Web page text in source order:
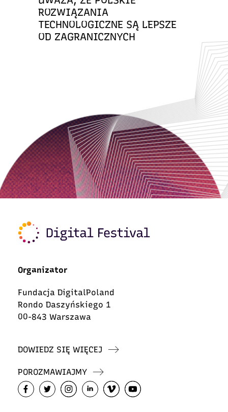
ROZWIĄZANIA
TECHNOLOGICZNE SĄ LEPSZE
OD ZAGRANICZNYCH
Organizator
Fundacja DigitalPoland
Rondo Daszyńskiego 1
00-843 Warszawa
DOWIEDZ SIĘ WIĘCEJ
POROZMAWIAJMY